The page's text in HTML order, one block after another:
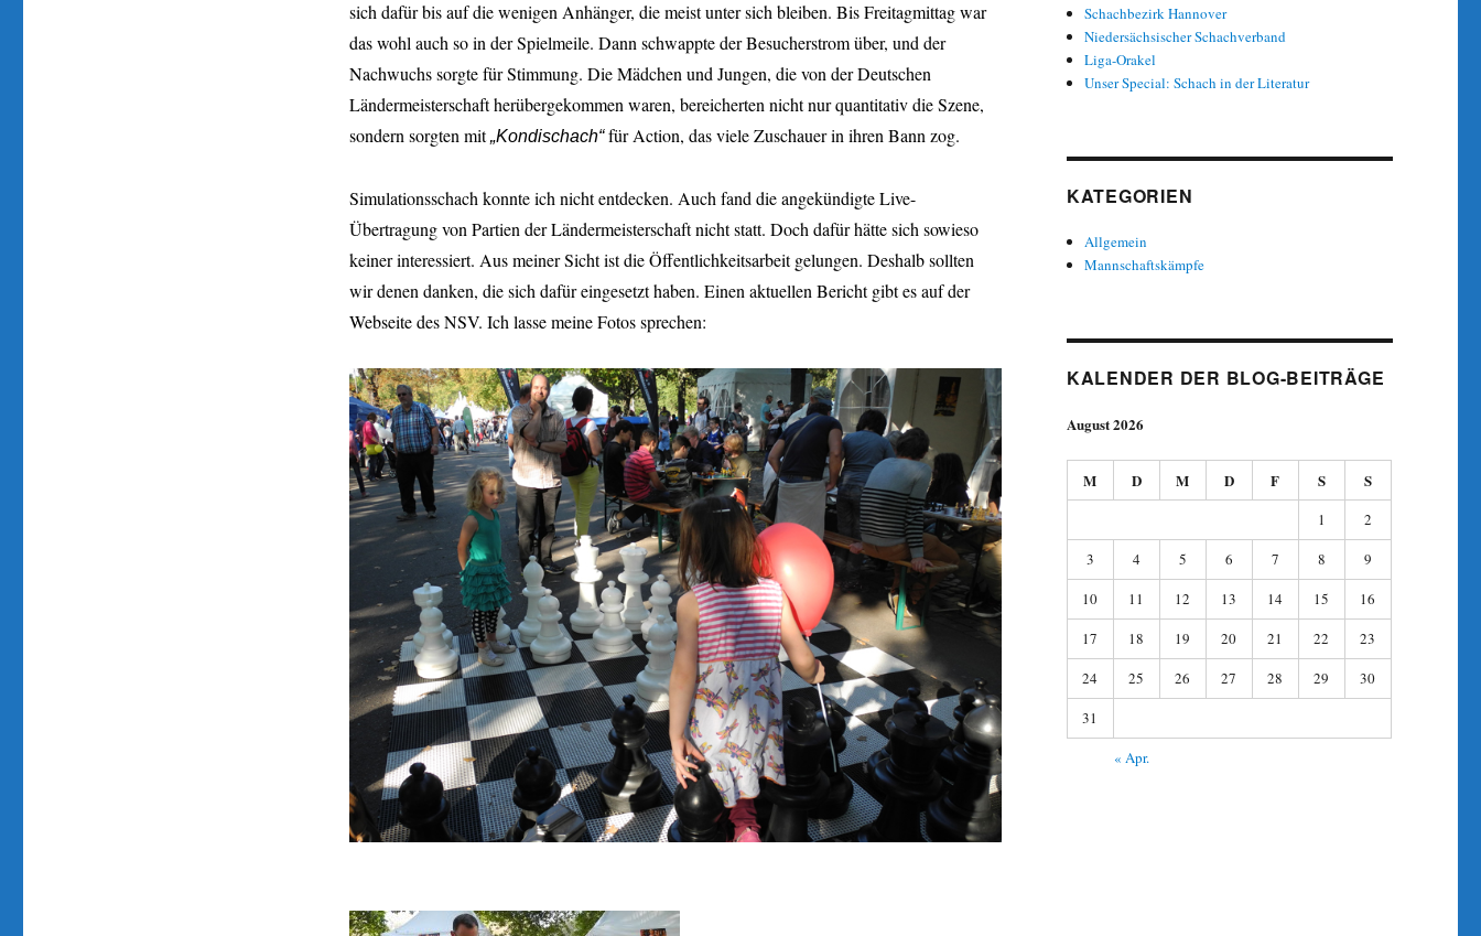
sich dafür bis auf die wenigen Anhänger, die meist unter sich bleiben. Bis Freitagmittag war
das wohl auch so in der Spielmeile. Dann schwappte der Besucherstrom über, und der
Nachwuchs sorgte für Stimmung. Die Mädchen und Jungen, die von der Deutschen
Ländermeisterschaft herübergekommen waren, bereicherten nicht nur quantitativ die Szene,
sondern sorgten mit„Kondischach“für Action, das viele Zuschauer in ihren Bann zog.
Simulationsschach konnte ich nicht entdecken. Auch fand die angekündigte Live-
Übertragung von Partien der Ländermeisterschaft nicht statt. Doch dafür hätte sich sowieso
keiner interessiert. Aus meiner Sicht ist die Öffentlichkeitsarbeit gelungen. Deshalb sollten
wir denen danken, die sich dafür eingesetzt haben. Einen aktuellen Bericht gibt es auf der
Webseite des NSV. Ich lasse meine Fotos sprechen:
Schachbezirk Hannover
Niedersächsischer Schachverband
Liga-Orakel
Unser Special: Schach in der Literatur
KATEGORIEN
Allgemein
Mannschaftskämpfe
KALENDER DER BLOG-BEITRÄGE
August 2026
M D M D F S S
1
2
3
4 5 6 7 8
9
10
11 12 13 14 15
16
17
18 19 20 21 22
23
24
25 26 27 28 29
30
31
« Apr.